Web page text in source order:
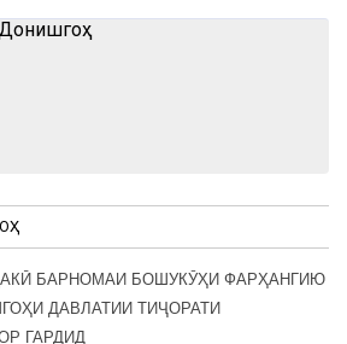
БАРНОМАИ БОШУКӮҲИ ФАРҲАНГИЮ
ДАВЛАТИИ ТИҶОРАТИ
ГАРДИД